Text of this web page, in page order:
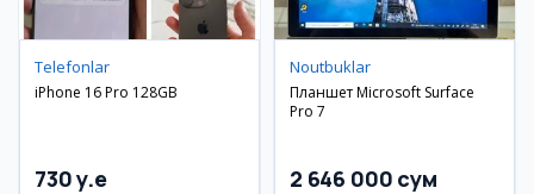
Telefonlar
iPhone 16 Pro 128GB
730 y.e
Noutbuklar
Планшет Microsoft Surface
Pro 7
2 646 000 сум